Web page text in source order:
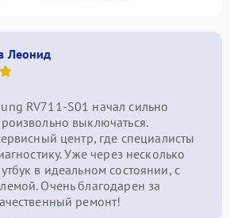
Леонид
RV711-S01 начал сильно
выключаться.
центр, где специалисты
Уже через несколько
в идеальном состоянии, с
Очень благодарен за
ремонт!